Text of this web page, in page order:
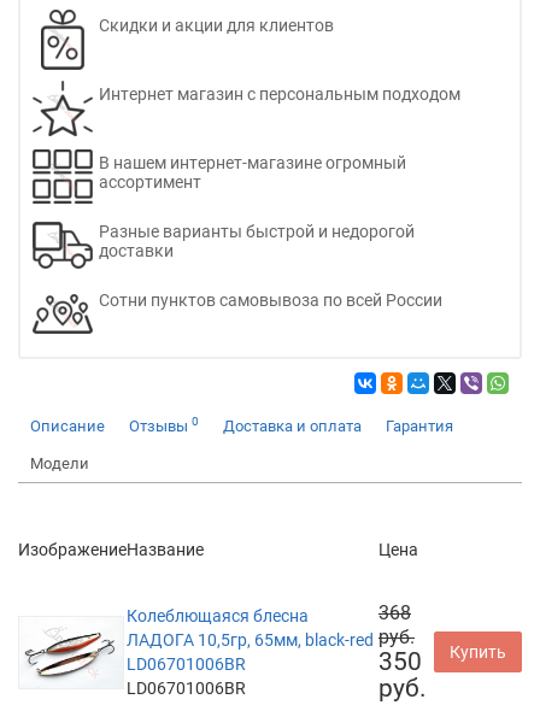
Скидки и акции для клиентов
Интернет магазин с персональным подходом
В нашем интернет-магазине огромный
ассортимент
Разные варианты быстрой и недорогой
доставки
Сотни пунктов самовывоза по всей России
Описание Отзывы 0 Доставка и оплата Гарантия
Модели
ИзображениеНазвание Цена
Колеблющаяся блесна
ЛАДОГА 10,5гр, 65мм, black-red
LD06701006BR
LD06701006BR
368
руб.
350
руб.
Купить